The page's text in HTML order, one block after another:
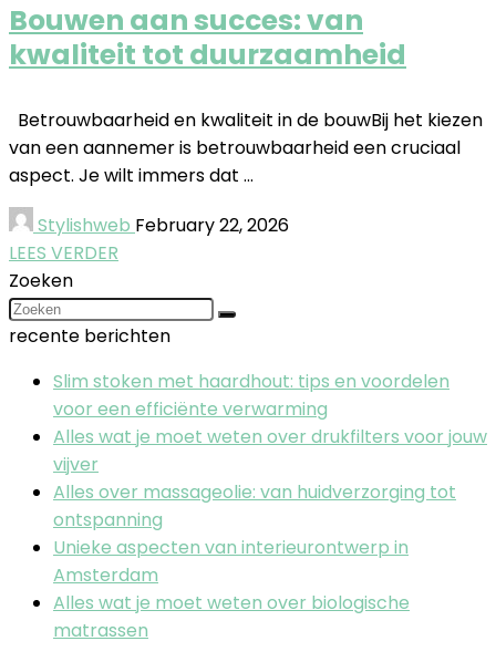
Bouwen aan succes: van
kwaliteit tot duurzaamheid
Betrouwbaarheid en kwaliteit in de bouwBij het kiezen
van een aannemer is betrouwbaarheid een cruciaal
aspect. Je wilt immers dat ...
Stylishweb February 22, 2026
LEES VERDER
Zoeken
recente berichten
Slim stoken met haardhout: tips en voordelen
voor een efficiënte verwarming
Alles wat je moet weten over drukfilters voor jouw
vijver
Alles over massageolie: van huidverzorging tot
ontspanning
Unieke aspecten van interieurontwerp in
Amsterdam
Alles wat je moet weten over biologische
matrassen